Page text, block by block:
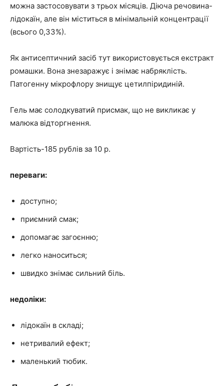
можна застосовувати з трьох місяців. Діюча речовина-
лідокаїн, але він міститься в мінімальній концентрації
(всього 0,33%).
Як антисептичний засіб тут використовується екстракт
ромашки. Вона знезаражує і знімає набряклість.
Патогенну мікрофлору знищує цетилпіридиній.
Гель має солодкуватий присмак, що не викликає у
малюка відторгнення.
Вартість-185 рублів за 10 р.
переваги:
доступно;
приємний смак;
допомагає загоєнню;
легко наноситься;
швидко знімає сильний біль.
недоліки:
лідокаїн в складі;
нетривалий ефект;
маленький тюбик.